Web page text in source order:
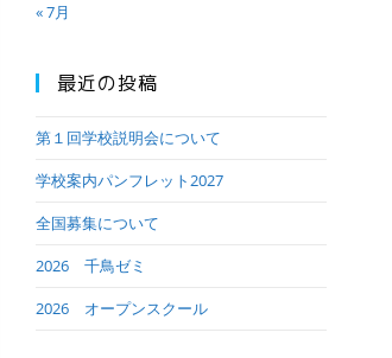
« 7月
最近の投稿
第１回学校説明会について
学校案内パンフレット2027
全国募集について
2026 千鳥ゼミ
2026 オープンスクール